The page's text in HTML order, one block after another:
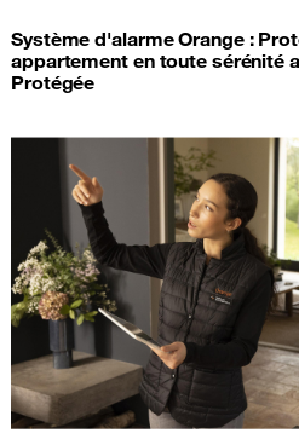
Système d'alarme Orange :
appartement en toute sérénité
Protégée